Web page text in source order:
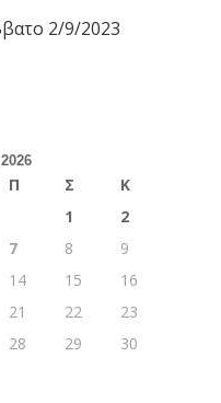
2/9/2023
Π Σ
Κ
1
2
7 8
9
14 15
16
21 22
23
28 29
30